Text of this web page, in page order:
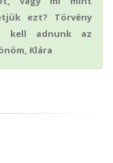
ezt? Törvény
kell adnunk az
Klára